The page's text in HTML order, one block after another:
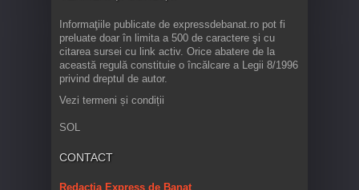
Informaţiile publicate de expressdebanat.ro pot fi
preluate doar în limita a 500 de caractere şi cu
citarea sursei cu link activ. Orice abatere de la
această regulă constituie o încălcare a Legii 8/1996
privind dreptul de autor.
Vezi termeni și condiții
SOL
CONTACT
Redacția Express de Banat